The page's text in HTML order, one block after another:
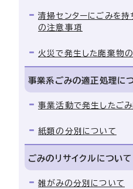
清掃センターにごみを持
の注意事項
火災で発生した廃棄物
事業系ごみの適正処理に
事業活動で発生したご
紙類の分別について
ごみのリサイクルについて
雑がみの分別について